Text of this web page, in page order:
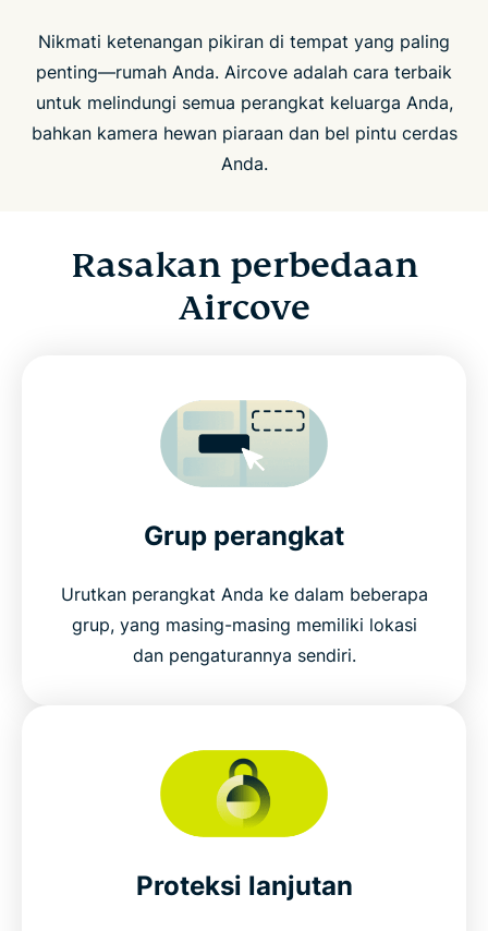
Nikmati ketenangan pikiran di tempat yang paling
penting—rumah Anda. Aircove adalah cara terbaik
untuk melindungi semua perangkat keluarga Anda,
bahkan kamera hewan piaraan dan bel pintu cerdas
Anda.
Rasakan perbedaan
Aircove
Grup perangkat
Urutkan perangkat Anda ke dalam beberapa
grup, yang masing-masing memiliki lokasi
dan pengaturannya sendiri.
Proteksi lanjutan